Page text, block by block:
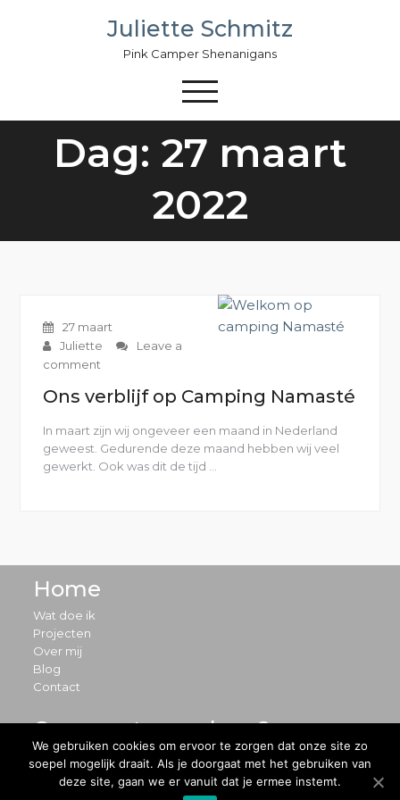
Juliette Schmitz
Pink Camper Shenanigans
Dag: 27 maart
2022
27 maart
Juliette
Leave a
comment
Ons verblijf op Camping Namasté
In maart zijn wij ongeveer een maand in Nederland
geweest. Gedurende deze maand hebben wij veel
gewerkt. Ook was dit de tijd …
Home
Wat doe ik
Projecten
Over mij
Blog
Contact
Ons avontuur volgen?
We gebruiken cookies om ervoor te zorgen dat onze site zo
soepel mogelijk draait. Als je doorgaat met het gebruiken van
deze site, gaan we er vanuit dat je ermee instemt.